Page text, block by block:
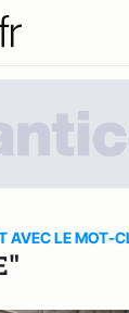
AVEC LE MOT-